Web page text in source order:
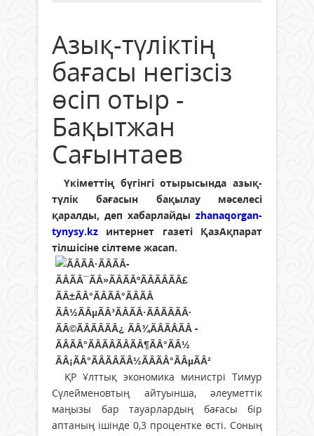
Азық-түліктің
бағасы негізсіз
өсіп отыр -
Бақытжан
Сағынтаев
Үкіметтің бүгінгі отырысында азық-
түлік бағасын бақылау мәселесі
қаралды, деп xабарлайды zhanaqorgan-
tynysy.kz интернет газеті ҚазАқпарат
тілшісіне сілтеме жасап.
ҚР Ұлттық экономика министрі Тимур
Сүлейменовтың айтуынша, әлеуметтік
маңызы бар тауарлардың бағасы бір
аптаның ішінде 0,3 процентке өсті. Соның